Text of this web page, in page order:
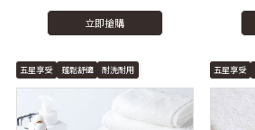
立即搶購
五星享受 蓬鬆舒適 耐洗耐用 五星享受